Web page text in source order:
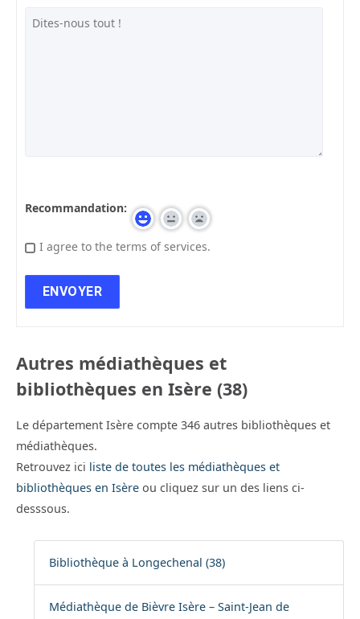
Recommandation:
I agree to the terms of services.
Autres médiathèques et
bibliothèques en Isère (38)
Le département Isère compte 346 autres bibliothèques et
médiathèques.
Retrouvez ici liste de toutes les médiathèques et
bibliothèques en Isère ou cliquez sur un des liens ci-
desssous.
Bibliothèque à Longechenal (38)
Médiathèque de Bièvre Isère – Saint-Jean de